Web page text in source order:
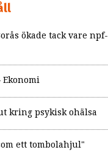
ökade tack vare npf-
Ekonomi
kring psykisk ohälsa
ett tombolahjul"